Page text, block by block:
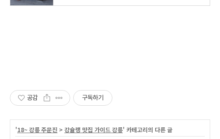
공감 구독하기
'18~ 강릉 주문진 > 강슐랭 맛집 가이드 강릉' 카테고리의 다른 글